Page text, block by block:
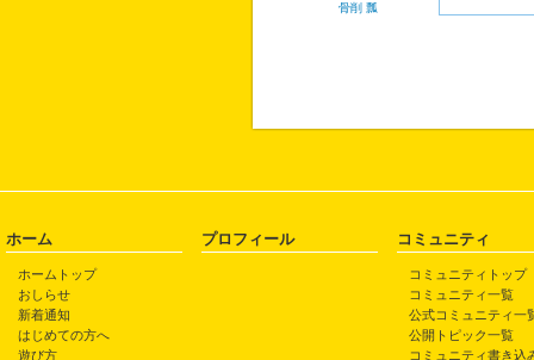
骨削 瓢
ホーム
ホームトップ
おしらせ
新着通知
はじめての方へ
遊び方
プロフィール コミュニティ
コミュニティトップ
コミュニティ一覧
公式コミュニティ一
公開トピック一覧
コミュニティ書き込